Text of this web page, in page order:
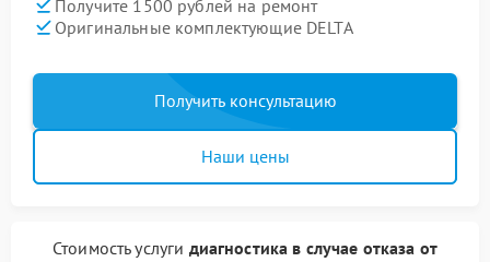
Получите 1500 рублей на ремонт
Оригинальные комплектующие DELTA
Получить консультацию
Наши цены
Стоимость услуги диагностика в случае отказа от